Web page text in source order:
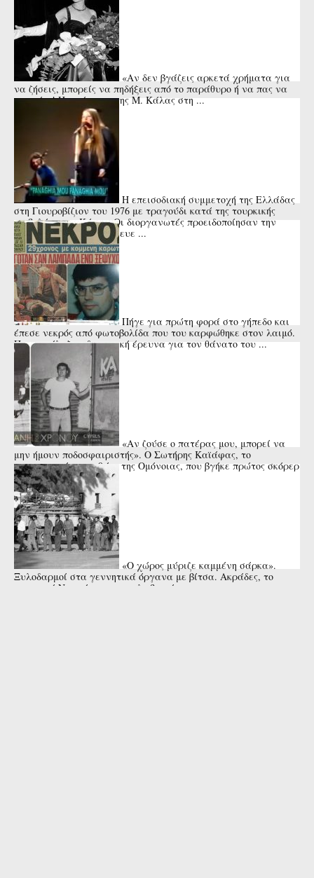
«Αν δεν βγάζεις αρκετά χρήματα για
να ζήσεις, μπορείς να πηδήξεις από το παράθυρο ή να πας να
πνιγείς»! Η απάντηση της Μ. Κάλας στη ...
Η επεισοδιακή συμμετοχή της Ελλάδας
στη Γιουροβίζιον του 1976 με τραγούδι κατά της τουρκικής
εισβολής στην Κύπρο. Οι διοργανωτές προειδοποίησαν την
Μαρίζα Κωχ ότι κινδύνευε ...
Πήγε για πρώτη φορά στο γήπεδο και
έπεσε νεκρός από φωτοβολίδα που του καρφώθηκε στον λαιμό.
Που κατέληξε η δικαστική έρευνα για τον θάνατο του ...
«Αν ζούσε ο πατέρας μου, μπορεί να
μην ήμουν ποδοσφαιριστής». Ο Σωτήρης Καϊάφας, το
αναντικατάστατο 9άρι της Ομόνοιας, που βγήκε πρώτος σκόρερ
της Ευρώπης και ...
«Ο χώρος μύριζε καμμένη σάρκα».
Ξυλοδαρμοί στα γεννητικά όργανα με βίτσα. Ακράδες, το
κυπριακό Νταχάου των εγκλωβισμένων.